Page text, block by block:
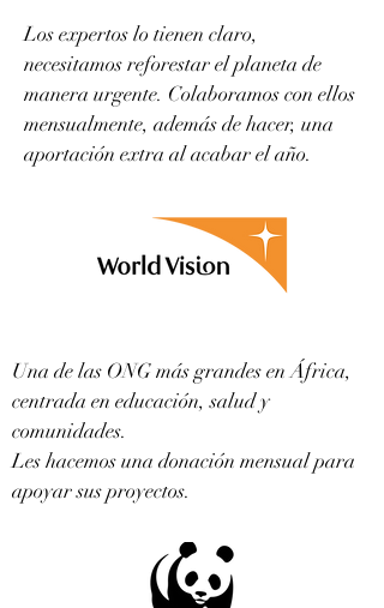
Los expertos lo tienen claro,
necesitamos reforestar el planeta de
manera urgente. Colaboramos con ellos
mensualmente, además de hacer, una
aportación extra al acabar el año.
Una de las ONG más grandes en África,
centrada en educación, salud y
comunidades.
Les hacemos una donación mensual para
apoyar sus proyectos.